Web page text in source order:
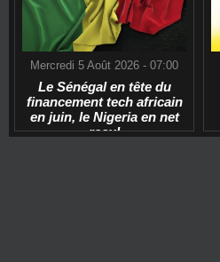
Mercredi 5 Août 2026 - 07:00
Le Sénégal en tête du
financement tech africain
en juin, le Nigeria en net
recul